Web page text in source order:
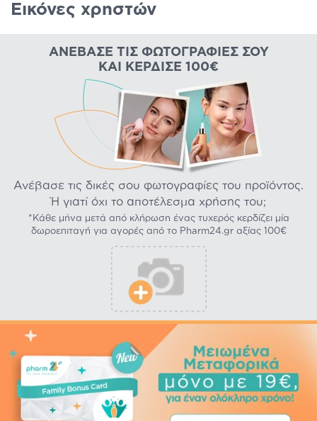
Εικόνες χρηστών
ΑΝΈΒΑΣΕ ΤΙΣ ΦΩΤΟΓΡΑΦΊΕΣ ΣΟΥ
ΚΑΙ ΚΈΡΔΙΣΕ 100€
Ανέβασε τις δικές σου φωτογραφίες του προϊόντος.
Ή γιατί όχι το αποτέλεσμα χρήσης του;
*Κάθε μήνα μετά από κλήρωση ένας τυχερός κερδίζει μία
δωροεπιταγή για αγορές από το Pharm24.gr αξίας 100€